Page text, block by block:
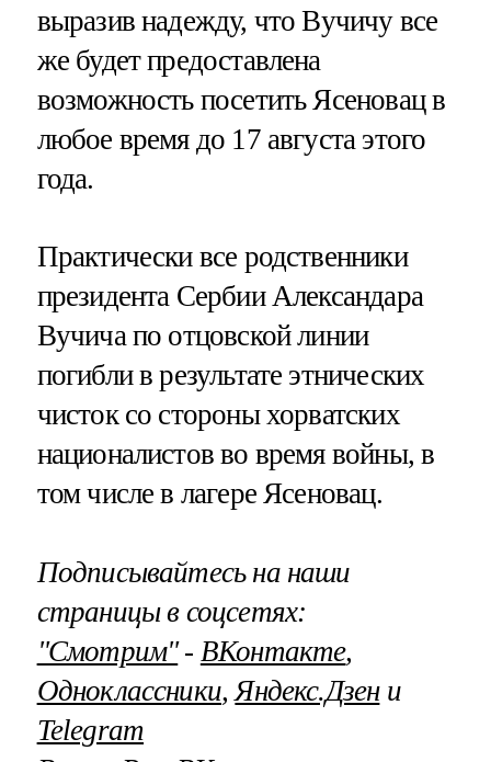
выразив надежду, что Вучичу все
же будет предоставлена
возможность посетить Ясеновац в
любое время до 17 августа этого
года.
Практически все родственники
президента Сербии Александара
Вучича по отцовской линии
погибли в результате этнических
чисток со стороны хорватских
националистов во время войны, в
том числе в лагере Ясеновац.
Подписывайтесь на наши
страницы в соцсетях:
"Смотрим"‐ ВКонтакте,
Одноклассники, Яндекс.Дзени
Telegram